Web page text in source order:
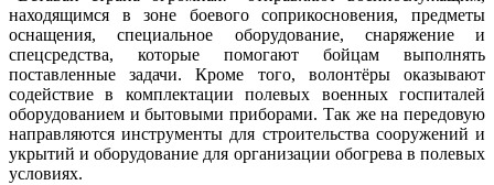
находящимся в зоне боевого соприкосновения, предметы
оснащения, специальное оборудование, снаряжение и
спецсредства, которые помогают бойцам выполнять
поставленные задачи. Кроме того, волонтёры оказывают
содействие в комплектации полевых военных госпиталей
оборудованием и бытовыми приборами. Так же на передовую
направляются инструменты для строительства сооружений и
укрытий и оборудование для организации обогрева в полевых
условиях.